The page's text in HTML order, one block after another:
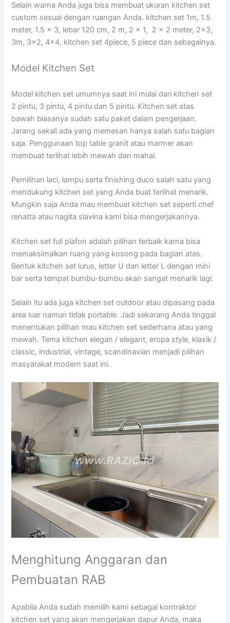
Selain warna Anda juga bisa membuat ukuran kitchen set
custom sesuai dengan ruangan Anda. kitchen set 1m, 1.5
meter, 1.5 x 3, lebar 120 cm, 2 m, 2 x 1, 2 x 2 meter, 2×3,
3m, 3×2, 4×4, kitchen set 4piece, 5 piece dan sebagainya.
Model Kitchen Set
Model kitchen set umumnya saat ini mulai dari kitchen set
2 pintu, 3 pintu, 4 pintu dan 5 pintu. Kitchen set atas
bawah biasanya sudah satu paket dalam pengerjaan.
Jarang sekali ada yang memesan hanya salah satu bagian
saja. Penggunaan top table granit atau marmer akan
membuat terlihat lebih mewah dan mahal.
Pemilihan laci, lampu serta finishing duco salah satu yang
mendukung kitchen set yang Anda buat terlihat menarik.
Mungkin saja Anda mau membuat kitchen set seperti chef
renatta atau nagita slavina kami bisa mengerjakannya.
Kitchen set full plafon adalah pilihan terbaik karna bisa
memaksimalkan ruang yang kosong pada bagian atas.
Bentuk kitchen set lurus, letter U dan letter L dengan mini
bar serta tempat bumbu-bumbu akan sangat menarik lagi.
Selain itu ada juga kitchen set outdoor atau dipasang pada
area luar namun tidak portable. Jadi sekarang Anda tinggal
menentukan pilihan mau kitchen set sederhana atau yang
mewah. Tema kitchen elegan / elegant, eropa style, klasik /
classic, industrial, vintage, scandinavian menjadi pilihan
masyarakat modern saat ini.
Menghitung Anggaran dan
Pembuatan RAB
Apabila Anda sudah memilih kami sebagai kontraktor
kitchen set yang akan mengerjakan dapur Anda, maka